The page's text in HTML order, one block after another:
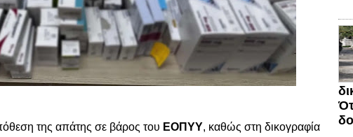
της απάτης σε βάρος του ΕΟΠΥΥ, καθώς στη δικογραφία